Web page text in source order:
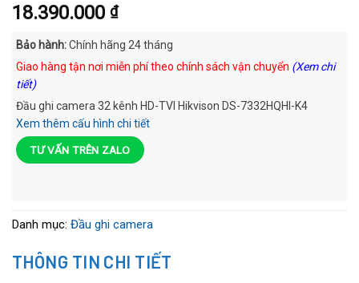
18.390.000 ₫
Bảo hành:Chính hãng 24 tháng
Giao hàng tận nơi miễn phí theo chính sách vận chuyển (Xem chi
tiết)
Đầu ghi camera 32 kênh HD-TVI Hikvison DS-7332HQHI-K4
Xem thêm cấu hình chi tiết
TƯ VẤN TRÊN ZALO
Danh mục: Đầu ghi camera
THÔNG TIN CHI TIẾT